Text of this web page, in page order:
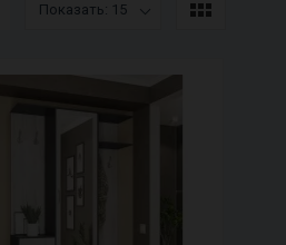
Показать: 15